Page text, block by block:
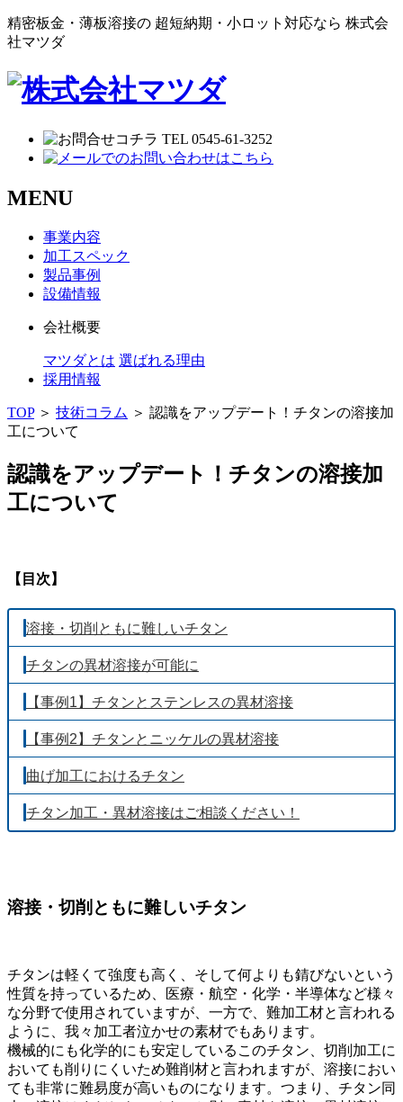
精密板金・薄板溶接の 超短納期・小ロット対応なら 株式会
社マツダ
MENU
事業内容
加工スペック
製品事例
設備情報
会社概要
マツダとは 選ばれる理由
採用情報
TOP＞ 技術コラム ＞ 認識をアップデート！チタンの溶接加
工について
認識をアップデート！チタンの溶接加
工について
【目次】
溶接・切削ともに難しいチタン
チタンの異材溶接が可能に
【事例1】チタンとステンレスの異材溶接
【事例2】チタンとニッケルの異材溶接
曲げ加工におけるチタン
チタン加工・異材溶接はご相談ください！
溶接・切削ともに難しいチタン
チタンは軽くて強度も高く、そして何よりも錆びないという
性質を持っているため、医療・航空・化学・半導体など様々
な分野で使用されていますが、一方で、難加工材と言われる
ように、我々加工者泣かせの素材でもあります。
機械的にも化学的にも安定しているこのチタン、切削加工に
おいても削りにくいため難削材と言われますが、溶接におい
ても非常に難易度が高いものになります。つまり、チタン同